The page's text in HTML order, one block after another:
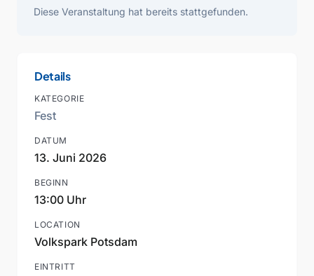
Diese Veranstaltung hat bereits stattgefunden.
Details
KATEGORIE
Fest
DATUM
13. Juni 2026
BEGINN
13:00 Uhr
LOCATION
Volkspark Potsdam
EINTRITT